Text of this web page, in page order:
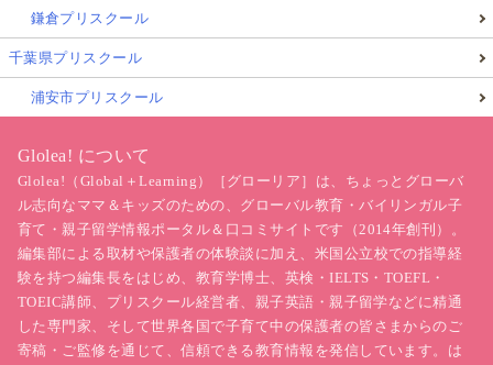
鎌倉プリスクール
千葉県プリスクール
浦安市プリスクール
Glolea! について
Glolea!（Global＋Learning）［グローリア］は、ちょっとグローバ
ル志向なママ＆キッズのための、グローバル教育・バイリンガル子
育て・親子留学情報ポータル＆口コミサイトです（2014年創刊）。
編集部による取材や保護者の体験談に加え、米国公立校での指導経
験を持つ編集長をはじめ、教育学博士、英検・IELTS・TOEFL・
TOEIC講師、プリスクール経営者、親子英語・親子留学などに精通
した専門家、そして世界各国で子育て中の保護者の皆さまからのご
寄稿・ご監修を通じて、信頼できる教育情報を発信しています。は